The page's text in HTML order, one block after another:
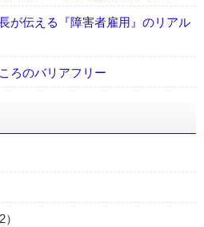
が伝える『障害者雇用』のリアル
ろのバリアフリー
）